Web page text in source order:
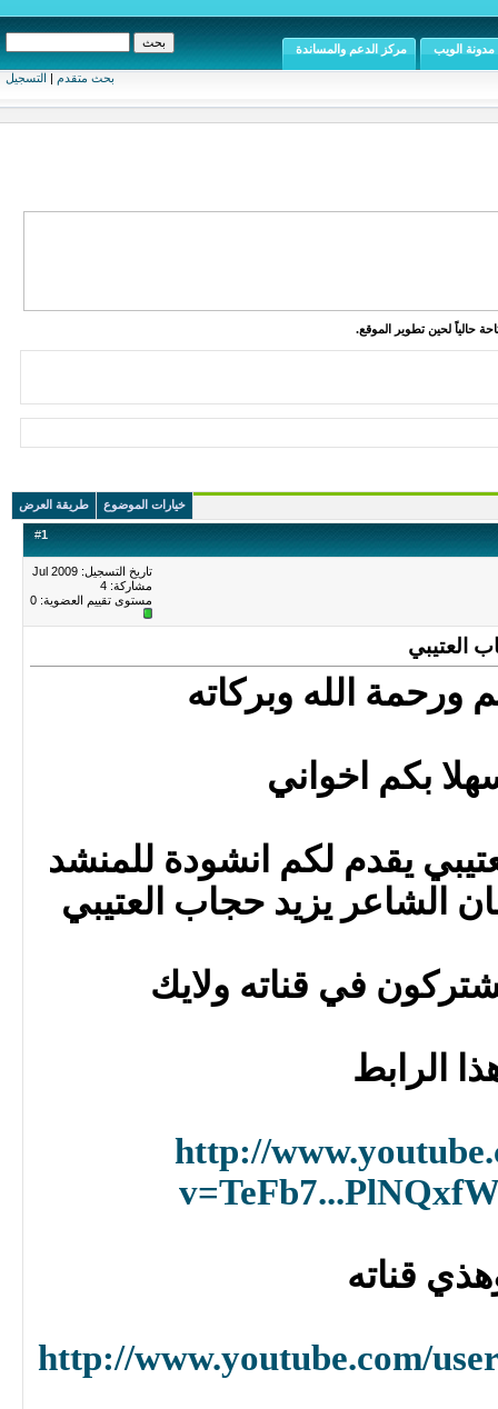
بحث متقدم | التسجيل
مدونة الويب مركز الدعم والمساندة
حالياً لحين تطوير الموقع.
خيارات الموضوع طريقة العرض
#1
تاريخ التسجيل: Jul 2009
مشاركة: 4
مستوى تقييم العضوية: 0
العتيبي
ورحمة الله وبركاته
بكم اخواني
يقدم لكم انشودة للمنشد
الشاعر يزيد حجاب العتيبي
في قناته ولايك
الرابط
http://
قناته
http://www.youtube.com/